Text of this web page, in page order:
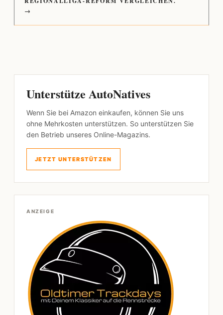
→
Unterstütze AutoNatives
Wenn Sie bei Amazon einkaufen, können Sie uns
ohne Mehrkosten unterstützen. So unterstützen Sie
den Betrieb unseres Online-Magazins.
JETZT UNTERSTÜTZEN
ANZEIGE